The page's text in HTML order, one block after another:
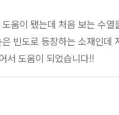
움이 됐는데 처음 보는 수열
빈도로 등장하는 소재인데
서 도움이 되었습니다!!